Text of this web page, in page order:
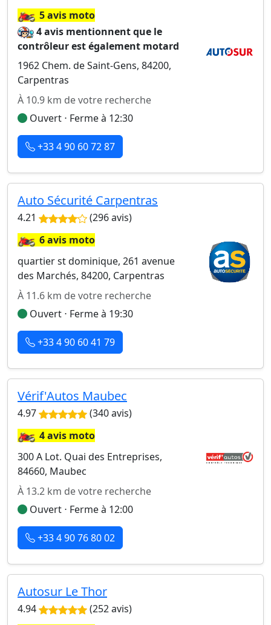
🏍️5 avis moto
4 avis mentionnent que le
contrôleur est également motard
1962 Chem. de Saint-Gens, 84200,
Carpentras
À 10.9 km de votre recherche
Ouvert ⋅ Ferme à 12:30
+33 4 90 60 72 87
Auto Sécurité Carpentras
4.21 (296 avis)
🏍️6 avis moto
quartier st dominique, 261 avenue
des Marchés, 84200, Carpentras
À 11.6 km de votre recherche
Ouvert ⋅ Ferme à 19:30
+33 4 90 60 41 79
Vérif'Autos Maubec
4.97 (340 avis)
🏍️4 avis moto
300 A Lot. Quai des Entreprises,
84660, Maubec
À 13.2 km de votre recherche
Ouvert ⋅ Ferme à 12:00
+33 4 90 76 80 02
Autosur Le Thor
4.94 (252 avis)